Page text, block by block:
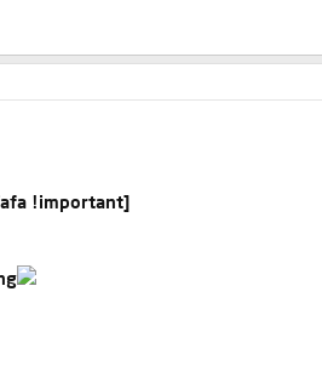
[COLOR=#fafafa !important]